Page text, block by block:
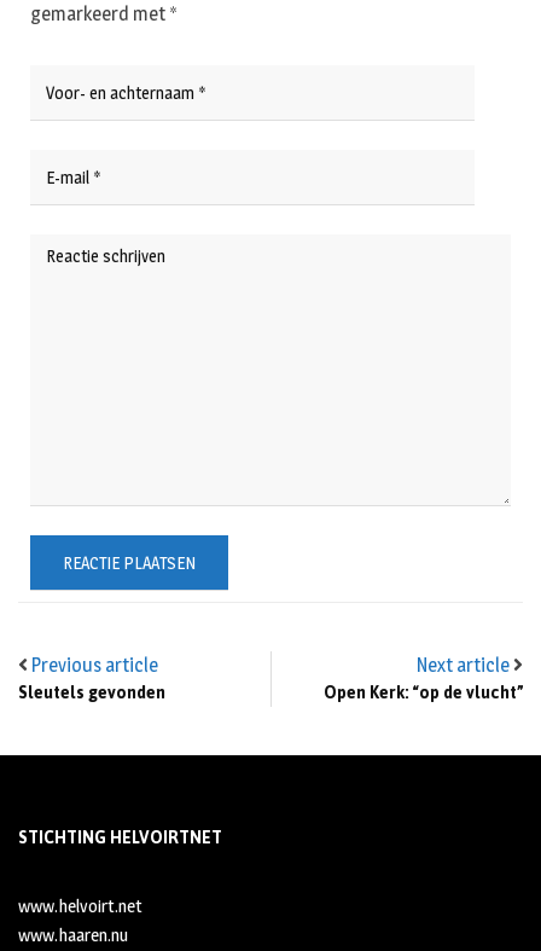
Previous article
Sleutels gevonden
Next article
Open Kerk: “op de vlucht”
gemarkeerd met *
STICHTING HELVOIRTNET
www.helvoirt.net
www.haaren.nu